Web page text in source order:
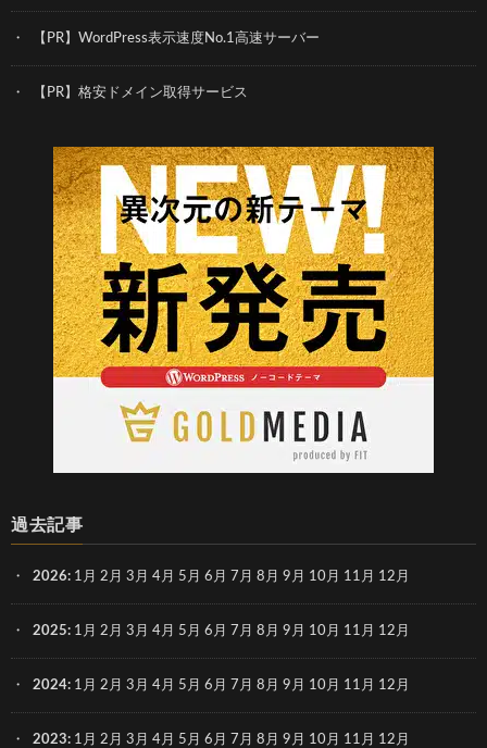
【PR】WordPress表示速度No.1高速サーバー
【PR】格安ドメイン取得サービス
過去記事
2026: 1月 2月 3月 4月 5月 6月 7月 8月 9月 10月 11月 12月
2025: 1月 2月 3月 4月 5月 6月 7月 8月 9月 10月 11月 12月
2024: 1月 2月 3月 4月 5月 6月 7月 8月 9月 10月 11月 12月
2023: 1月 2月 3月 4月 5月 6月 7月 8月 9月 10月 11月 12月